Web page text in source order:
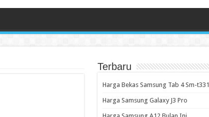
Terbaru
Harga Bekas Samsung Tab 4 Sm-t331
Harga Samsung Galaxy J3 Pro